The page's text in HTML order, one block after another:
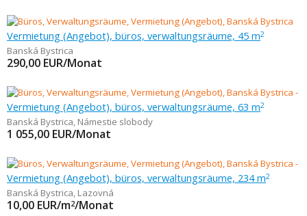
Vermietung (Angebot), büros, verwaltungsräume, 45 m2
Banská Bystrica
290,00 EUR/Monat
Vermietung (Angebot), büros, verwaltungsräume, 63 m2
Banská Bystrica, Námestie slobody
1 055,00 EUR/Monat
Vermietung (Angebot), büros, verwaltungsräume, 234 m2
Banská Bystrica, Lazovná
10,00 EUR/m2/Monat